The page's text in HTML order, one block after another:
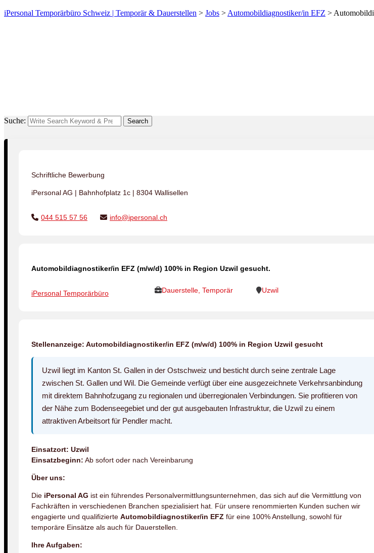
iPersonal Temporärbüro Schweiz | Temporär & Dauerstellen > Jobs > Automobildiagnostiker/in EFZ >
Suche: Search
Schriftliche Bewerbung
iPersonal AG | Bahnhofplatz 1c | 8304 Wallisellen
044 515 57 56 info@ipersonal.ch
Automobildiagnostiker/in EFZ (m/w/d) 100% in Region Uzwil gesucht.
iPersonal Temporärbüro Dauerstelle, Temporär Uzwil
Stellenanzeige: Automobildiagnostiker/in EFZ (m/w/d) 100% in Region Uzwil gesucht
Uzwil liegt im Kanton St. Gallen in der Ostschweiz und besticht durch seine zentrale Lage
zwischen St. Gallen und Wil. Die Gemeinde verfügt über eine ausgezeichnete Verkehrsanbindung
mit direktem Bahnhofzugang zu regionalen und überregionalen Verbindungen. Sie profitieren von
der Nähe zum Bodenseegebiet und der gut ausgebauten Infrastruktur, die Uzwil zu einem
attraktiven Arbeitsort für Pendler macht.
Einsatzort: Uzwil
Einsatzbeginn: Ab sofort oder nach Vereinbarung
Über uns:
Die iPersonal AG ist ein führendes Personalvermittlungsunternehmen, das sich auf die Vermittlung von
Fachkräften in verschiedenen Branchen spezialisiert hat. Für unsere renommierten Kunden suchen wir
engagierte und qualifizierte Automobildiagnostiker/in EFZ für eine 100% Anstellung, sowohl für
temporäre Einsätze als auch für Dauerstellen.
Ihre Aufgaben: